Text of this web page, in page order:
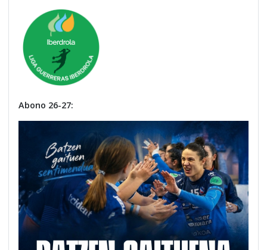
Abono 26-27: